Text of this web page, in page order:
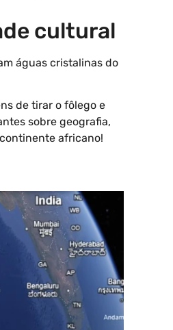
cultural
águas cristalinas do
de tirar o fôlego e
sobre geografia,
africano!